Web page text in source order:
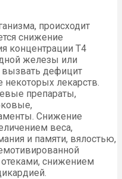
происходит
снижение
концентрации Т4
железы или
вызвать дефицит
некоторых лекарств.
препараты,
Снижение
веса,
и памяти, вялостью,
снижением